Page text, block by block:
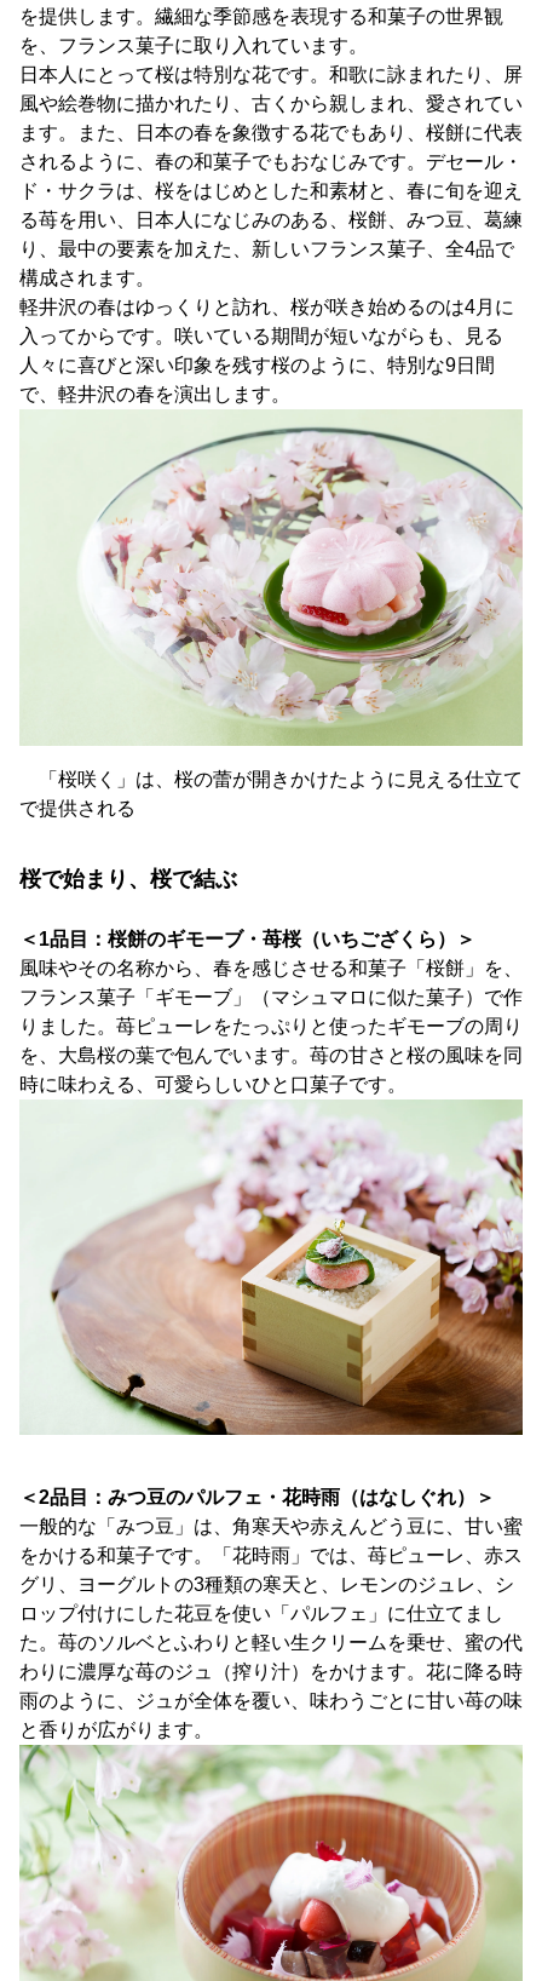
を提供します。繊細な季節感を表現する和菓子の世界観
を、フランス菓子に取り入れています。
日本人にとって桜は特別な花です。和歌に詠まれたり、屏
風や絵巻物に描かれたり、古くから親しまれ、愛されてい
ます。また、日本の春を象徴する花でもあり、桜餅に代表
されるように、春の和菓子でもおなじみです。デセール・
ド・サクラは、桜をはじめとした和素材と、春に旬を迎え
る苺を用い、日本人になじみのある、桜餅、みつ豆、葛練
り、最中の要素を加えた、新しいフランス菓子、全4品で
構成されます。
軽井沢の春はゆっくりと訪れ、桜が咲き始めるのは4月に
入ってからです。咲いている期間が短いながらも、見る
人々に喜びと深い印象を残す桜のように、特別な9日間
で、軽井沢の春を演出します。
「桜咲く」は、桜の蕾が開きかけたように見える仕立て
で提供される
桜で始まり、桜で結ぶ
＜1品目：桜餅のギモーブ・苺桜（いちござくら）＞
風味やその名称から、春を感じさせる和菓子「桜餅」を、
フランス菓子「ギモーブ」（マシュマロに似た菓子）で作
りました。苺ピューレをたっぷりと使ったギモーブの周り
を、大島桜の葉で包んでいます。苺の甘さと桜の風味を同
時に味わえる、可愛らしいひと口菓子です。
＜2品目：みつ豆のパルフェ・花時雨（はなしぐれ）＞
一般的な「みつ豆」は、角寒天や赤えんどう豆に、甘い蜜
をかける和菓子です。「花時雨」では、苺ピューレ、赤ス
グリ、ヨーグルトの3種類の寒天と、レモンのジュレ、シ
ロップ付けにした花豆を使い「パルフェ」に仕立てまし
た。苺のソルベとふわりと軽い生クリームを乗せ、蜜の代
わりに濃厚な苺のジュ（搾り汁）をかけます。花に降る時
雨のように、ジュが全体を覆い、味わうごとに甘い苺の味
と香りが広がります。